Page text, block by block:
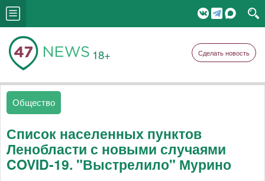
18+ Сделать новость
Общество
Список населенных пунктов
Ленобласти с новыми случаями
COVID-19. "Выстрелило" Мурино